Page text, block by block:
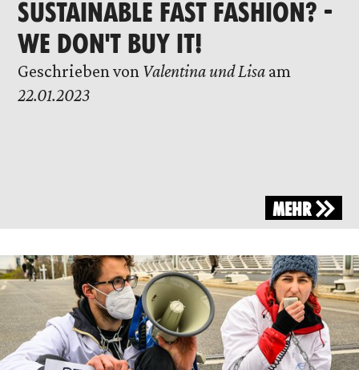
SUSTAINABLE FAST FASHION? -
WE DON'T BUY IT!
Geschrieben von Valentina und Lisaam
22.01.2023
MEHR